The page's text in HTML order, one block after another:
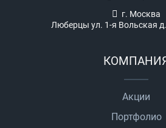
г. Москва
Люберцы ул. 1-я Вольская
Акции
Портфолио